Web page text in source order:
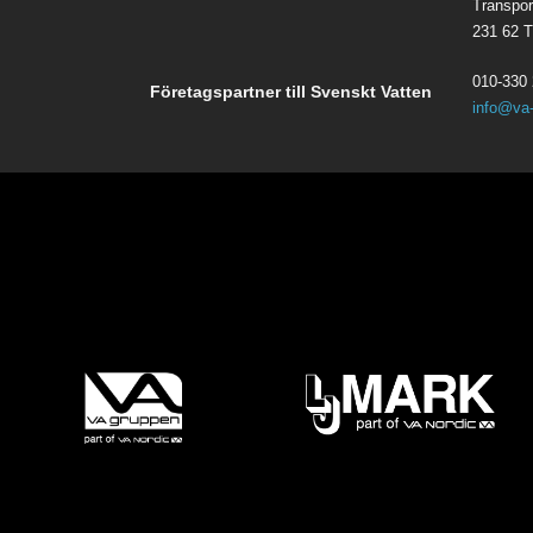
Företagspartner till Svenskt Vatten
231 62
010-330